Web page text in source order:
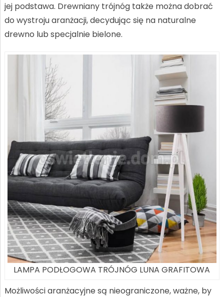
jej podstawa. Drewniany trójnóg także można dobrać
do wystroju aranżacji, decydując się na naturalne
drewno lub specjalnie bielone.
LAMPA PODŁOGOWA TRÓJNÓG LUNA GRAFITOWA
Możliwości aranżacyjne są nieograniczone, ważne, by